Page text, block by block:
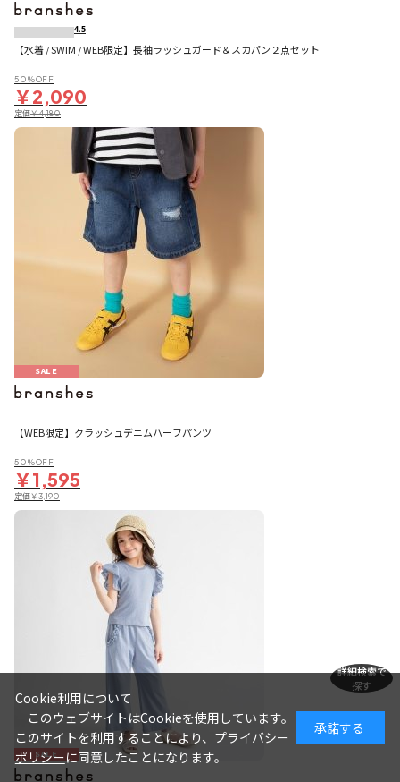
4.5
【水着 / SWIM / WEB限定】長袖ラッシュガード＆スカパン２点セット
50％OFF
￥2,090
定価￥4,180
SALE
【WEB限定】クラッシュデニムハーフパンツ
50％OFF
￥1,595
定価￥3,190
SALE
詳細検索で
探す
Cookie利用について
このウェブサイトはCookieを使用しています。
このサイトを利用することにより、 プライバシー
ポリシーに同意したことになります。
承諾する